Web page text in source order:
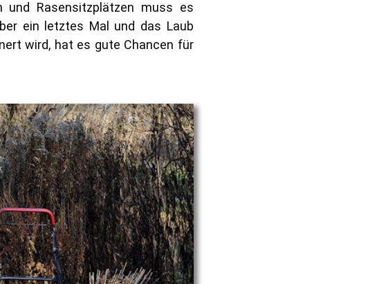
und Rasensitzplätzen muss es
ein letztes Mal und das Laub
wird, hat es gute Chancen für